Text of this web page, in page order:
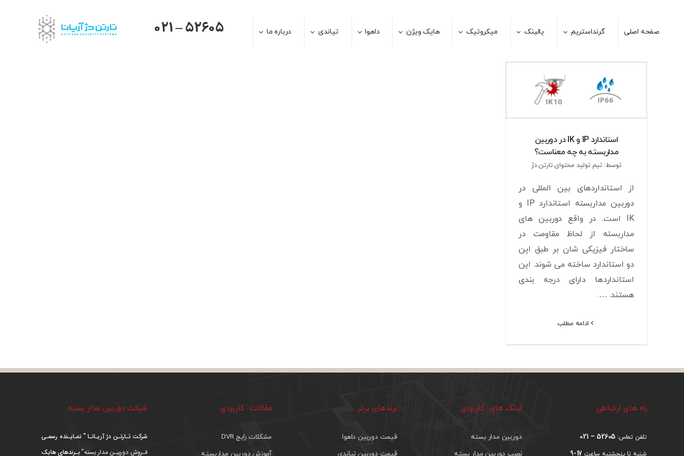
صفحه اصلی گرنداستریم یالینک میکروتیک هایک ویژن داهوا تیاندی درباره ما 021 – 52605
استاندارد IP و IK در دوربین
مداربسته به چه معناست؟
توسط: تیم تولید محتوای تارتن دژ
از استانداردهای بین المللی در
دوربین مداربسته استاندارد IP و
IK است. در واقع دوربین های
مداربسته از لحاظ مقاومت در
ساختار فیزیکی شان بر طبق این
دو استاندارد ساخته می شوند. این
استانداردها دارای درجه بندی
هستند. ….
ادامه مطلب
راه های ارتباطی
تلفن تماس: 52605 – 021
شنبه تا پنجشنبه ساعت 17-9
لینک های کاربردی
دوربین مدار بسته
نصب دوربین مدار بسته
برندهای برتر
قیمت دوربین داهوا
قیمت دوربین تیاندی
مقالات کاربردی
مشکلات رایج DVR
آموزش دوربین مداربسته
شرکت دوربین مدار بسته
شرکت تـارتـن دژ آریـانـا ” نمـایـنده رسمـی
فـروش دوربیـن مدار بسته”بـرندهای هایک